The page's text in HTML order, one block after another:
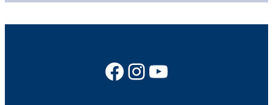
Facebook
Instagram
YouTube